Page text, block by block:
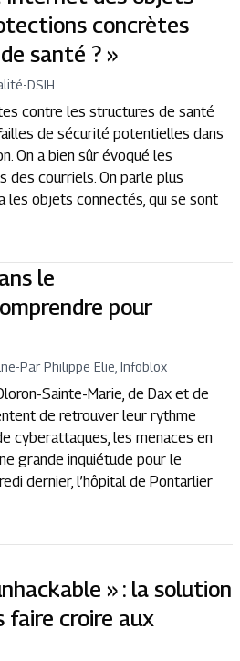
concrètes
santé ? »
-DSIH
contre les structures de santé
de sécurité potentielles dans
On a bien sûr évoqué les
des courriels. On parle plus
les objets connectés, qui se sont
le
pour
-Par Philippe Elie, Infoblox
Sainte-Marie, de Dax et de
de retrouver leur rythme
cyberattaques, les menaces en
grande inquiétude pour le
dernier, l’hôpital de Pontarlier
» : la solution
faire croire aux